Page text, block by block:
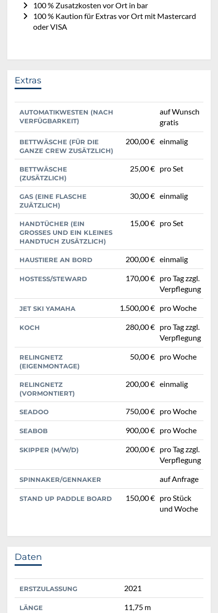
100 % Zusatzkosten vor Ort in bar
100 % Kaution für Extras vor Ort mit Mastercard
oder VISA
Extras
AUTOMATIKWESTEN (NACH
VERFÜGBARKEIT)
auf Wunsch
gratis
BETTWÄSCHE (FÜR DIE
GANZE CREW ZUSÄTZLICH)
200,00 € einmalig
BETTWÄSCHE
(ZUSÄTZLICH)
25,00 € pro Set
GAS (EINE FLASCHE
ZUÄTZLICH)
30,00 € einmalig
HANDTÜCHER (EIN
GROSSES UND EIN KLEINES H
ANDTUCH ZUSÄTZLICH)
15,00 € pro Set
HAUSTIERE AN BORD 200,00 € einmalig
HOSTESS/STEWARD 170,00 € pro Tag zzgl.
Verpflegung
JET SKI YAMAHA 1.500,00 € pro Woche
KOCH 280,00 € pro Tag zzgl.
Verpflegung
RELINGNETZ
(EIGENMONTAGE)
50,00 € pro Woche
RELINGNETZ
(VORMONTIERT)
200,00 € einmalig
SEADOO 750,00 € pro Woche
SEABOB 900,00 € pro Woche
SKIPPER (M/W/D) 200,00 € pro Tag zzgl.
Verpflegung
SPINNAKER/GENNAKER auf Anfrage
STAND UP PADDLE BOARD 150,00 € pro Stück
und Woche
Daten
ERSTZULASSUNG 2021
LÄNGE 11,75 m